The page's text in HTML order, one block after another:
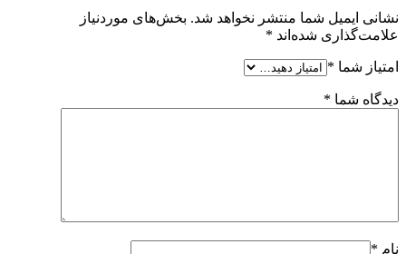
نشانی ایمیل شما منتشر نخواهد شد. بخش‌های موردنیاز
علامت‌گذاری شده‌اند *
امتیاز شما *
دیدگاه شما *
نام *